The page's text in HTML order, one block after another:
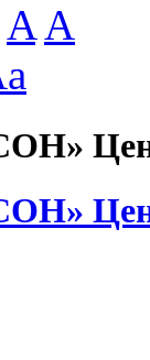
A A